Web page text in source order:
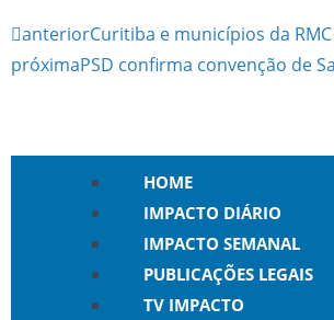
anteriorCuritiba e municípios da
próximaPSD confirma convenção de
HOME
IMPACTO DIÁRIO
IMPACTO SEMANAL
PUBLICAÇÕES LEGAIS
TV IMPACTO